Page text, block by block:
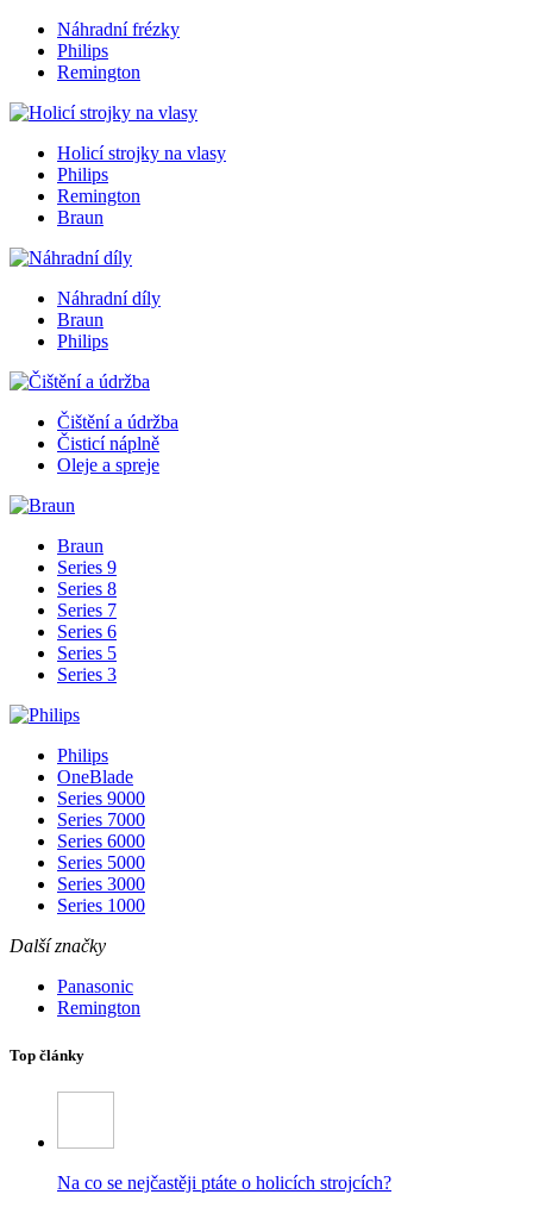
Náhradní frézky
Philips
Remington
Holicí strojky na vlasy
Philips
Remington
Braun
Náhradní díly
Braun
Philips
Čištění a údržba
Čisticí náplně
Oleje a spreje
Braun
Series 9
Series 8
Series 7
Series 6
Series 5
Series 3
Philips
OneBlade
Series 9000
Series 7000
Series 6000
Series 5000
Series 3000
Series 1000
Další značky
Panasonic
Remington
Top články
Na co se nejčastěji ptáte o holicích strojcích?